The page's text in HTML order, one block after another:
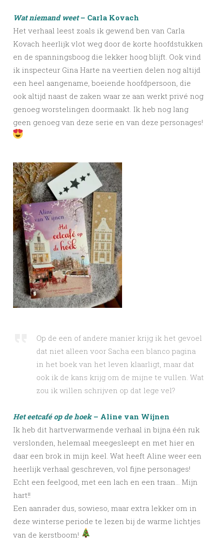
Wat niemand weet– Carla Kovach
Het verhaal leest zoals ik gewend ben van Carla
Kovach heerlijk vlot weg door de korte hoofdstukken
en de spanningsboog die lekker hoog blijft. Ook vind
ik inspecteur Gina Harte na veertien delen nog altijd
een heel aangename, boeiende hoofdpersoon, die
ook altijd naast de zaken waar ze aan werkt privé nog
genoeg worstelingen doormaakt. Ik heb nog lang
geen genoeg van deze serie en van deze personages!
Op de een of andere manier krijg ik het gevoel
dat niet alleen voor Sacha een blanco pagina
in het boek van het leven klaarligt, maar dat
ook ik de kans krijg om de mijne te vullen. Wat
zou ik willen schrijven op dat lege vel?
Het eetcafé op de hoek– Aline van Wijnen
Ik heb dit hartverwarmende verhaal in bijna één ruk
verslonden, helemaal meegesleept en met hier en
daar een brok in mijn keel. Wat heeft Aline weer een
heerlijk verhaal geschreven, vol fijne personages!
Echt een feelgood, met een lach en een traan… Mijn
hart!!
Een aanrader dus, sowieso, maar extra lekker om in
deze winterse periode te lezen bij de warme lichtjes
van de kerstboom!